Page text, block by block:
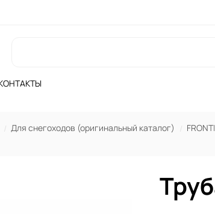
Для снегоходов (оригинальный каталог)